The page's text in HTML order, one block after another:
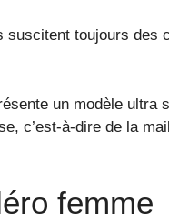
toujours des
un modèle ultra
c’est-à-dire de la
femme